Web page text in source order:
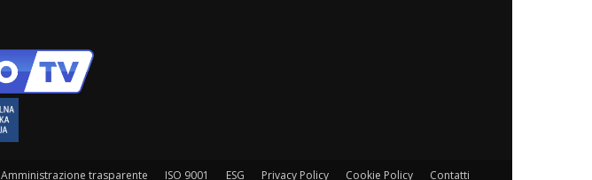
Amministrazione trasparente ISO 9001 ESG Privacy Policy Cookie Policy Contatti